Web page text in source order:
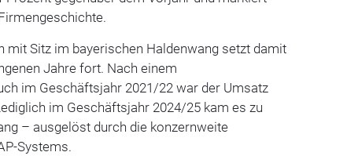
mit Sitz im bayerischen Haldenwang setzt damit
Jahre fort. Nach einem
im Geschäftsjahr 2021/22 war der Umsatz
im Geschäftsjahr 2024/25 kam es zu
– ausgelöst durch die konzernweite
Systems.